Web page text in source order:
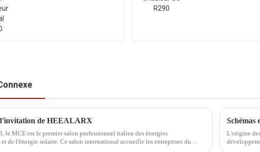
de HEEALARX
le MCE est le premier salon professionnel italien des énergies
de l'énergie solaire. Ce salon international accueille les entreprises du
L'origine